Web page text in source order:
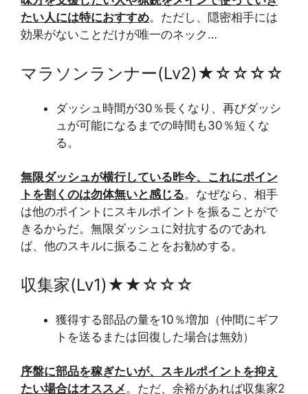
たい人には特におすすめ。ただし、隠密相手には
効果がないことだけが唯一のネック…
マラソンランナー(Lv2)★☆☆☆☆
ダッシュ時間が30％長くなり、再びダッシ
ュが可能になるまでの時間も30％短くな
る。
無限ダッシュが横行している昨今、これにポイン
トを割くのは勿体無いと感じる。なぜなら、相手
は他のポイントにスキルポイントを振ることがで
きるからだ。無限ダッシュに対抗するのであれ
ば、他のスキルに振ることをお勧めする。
収集家(Lv1)★★☆☆☆
獲得する部品の量を10％増加（仲間にギフ
トを送るまたは回復した場合は無効）
序盤に部品を稼ぎたいが、スキルポイントを抑え
たい場合はオススメ。ただ、余裕があれば収集家2